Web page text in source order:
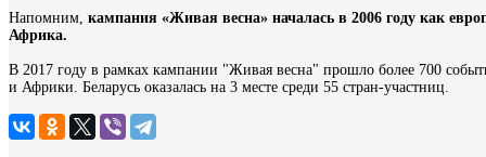
Напомним, кампания «Живая весна» началась в 2006 году как
Африка.
В 2017 году в рамках кампании "Живая весна" прошло более 700
и Африки. Беларусь оказалась на 3 месте среди 55 стран-участниц.